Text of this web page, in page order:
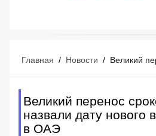
Главная / Новости /
Великий перенос
назвали дату нового
в ОАЭ